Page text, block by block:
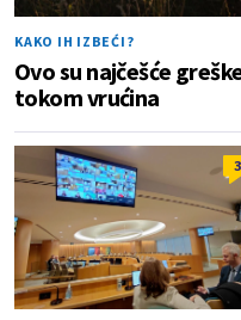
KAKO IH IZBEĆI?
Ovo su najčešće
tokom vrućina
3